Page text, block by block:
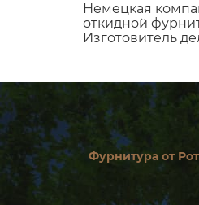
Немецкая
откидной
Изготовитель
Фурнитура от